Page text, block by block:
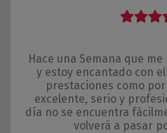
Hace una Semana que
y estoy encantado con
prestaciones como
excelente, serio y
día no se encuentra
volverá a pasar